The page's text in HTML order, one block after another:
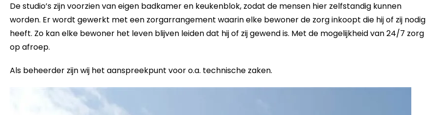
De studio’s zijn voorzien van eigen badkamer en keukenblok, zodat de mensen hier zelfstandig kunnen
worden. Er wordt gewerkt met een zorgarrangement waarin elke bewoner de zorg inkoopt die hij of zij nodig
heeft. Zo kan elke bewoner het leven blijven leiden dat hij of zij gewend is. Met de mogelijkheid van 24/7 zorg
op afroep.
Als beheerder zijn wij het aanspreekpunt voor o.a. technische zaken.